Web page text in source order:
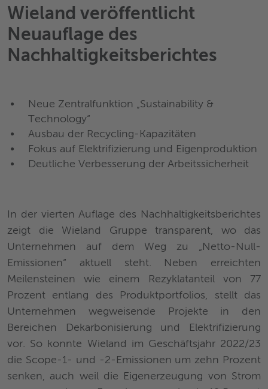
Wieland veröffentlicht
Neuauflage des
Nachhaltigkeitsberichtes
Neue Zentralfunktion „Sustainability &
Technology“
Ausbau der Recycling-Kapazitäten
Fokus auf Elektrifizierung und Eigenproduktion
Deutliche Verbesserung der Arbeitssicherheit
In der vierten Auflage des Nachhaltigkeitsberichtes
zeigt die Wieland Gruppe transparent, wo das
Unternehmen auf dem Weg zu „Netto-Null-
Emissionen“ aktuell steht. Neben erreichten
Meilensteinen wie einem Rezyklatanteil von 77
Prozent entlang des Produktportfolios, stellt das
Unternehmen wegweisende Projekte in den
Bereichen Dekarbonisierung und Elektrifizierung
vor. So konnte Wieland im Geschäftsjahr 2022/23
die Scope-1- und -2-Emissionen um zehn Prozent
senken, auch weil die Eigenerzeugung von Strom